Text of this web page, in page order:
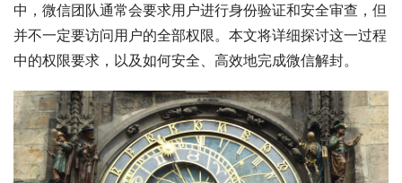
中，微信团队通常会要求用户进行身份验证和安全审查，但
并不一定要访问用户的全部权限。本文将详细探讨这一过程
中的权限要求，以及如何安全、高效地完成微信解封。